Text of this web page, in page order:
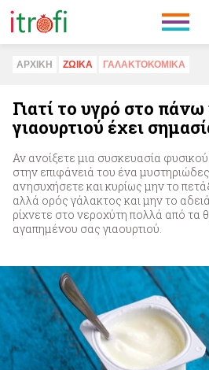
ΑΡΧΙΚΗ ΖΩΙΚA ΓΑΛΑΚΤΟΚΟΜΙΚA
Γιατί το υγρό στο
γιαουρτιού έχει
Αν ανοίξετε μια συσκευασία φυσικού
στην επιφάνειά του ένα
ανησυχήσετε και κυρίως μην το
αλλά ορός γάλακτος και μην το
ρίχνετε στο νεροχύτη πολλά από τα
αγαπημένου σας γιαουρτιού.